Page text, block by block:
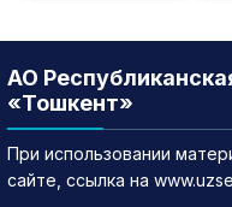
АО
«Тошкент»
При использовании
сайте, ссылка на